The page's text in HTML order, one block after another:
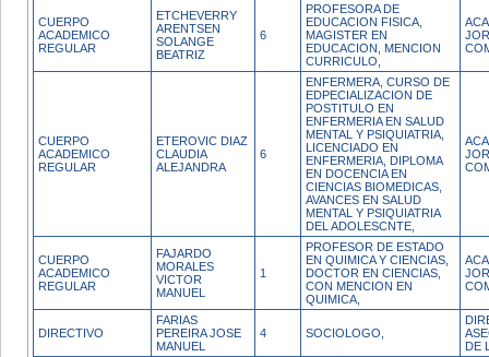
CUERPO
ACADEMICO
REGULAR
ETCHEVERRY
ARENTSEN
SOLANGE
BEATRIZ
6
PROFESORA DE
EDUCACION FISICA,
MAGISTER EN
EDUCACION, MENCION
CURRICULO,
CUERPO
ACADEMICO
REGULAR
ETEROVIC DIAZ
CLAUDIA
ALEJANDRA
6
ENFERMERA, CURSO DE
EDPECIALIZACION DE
POSTITULO EN
ENFERMERIA EN SALUD
MENTAL Y PSIQUIATRIA,
LICENCIADO EN
ENFERMERIA, DIPLOMA
EN DOCENCIA EN
CIENCIAS BIOMEDICAS,
AVANCES EN SALUD
MENTAL Y PSIQUIATRIA
DEL ADOLESCNTE,
CUERPO
ACADEMICO
REGULAR
FAJARDO
MORALES
VICTOR
MANUEL
1
PROFESOR DE ESTADO
EN QUIMICA Y CIENCIAS,
DOCTOR EN CIENCIAS,
CON MENCION EN
QUIMICA,
DIRECTIVO
FARIAS
PEREIRA JOSE
MANUEL
4 SOCIOLOGO,
DE